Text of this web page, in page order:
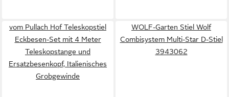
vom Pullach Hof Teleskopstiel
Eckbesen-Set mit 4 Meter
Teleskopstange und
Ersatzbesenkopf, Italienisches
Grobgewinde
WOLF-Garten Stiel Wolf
Combisystem Multi-Star D-Stiel
3943062